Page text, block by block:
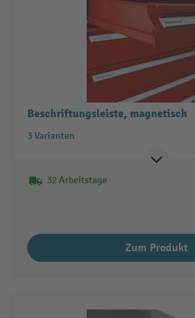
Beschriftungsleiste, magnetisch
3 Varianten
32 Arbeitstage
Zum Produkt